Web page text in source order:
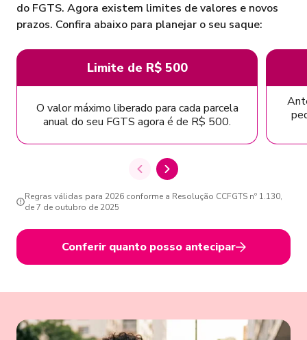
do FGTS. Agora existem limites de valores e novos
prazos. Confira abaixo para planejar o seu saque:
Limite de R$ 500
O valor máximo liberado para cada parcela
anual do seu FGTS agora é de R$ 500.
Regras válidas para 2026 conforme a Resolução CCFGTS nº 1.130,
de 7 de outubro de 2025
Conferir quanto posso antecipar